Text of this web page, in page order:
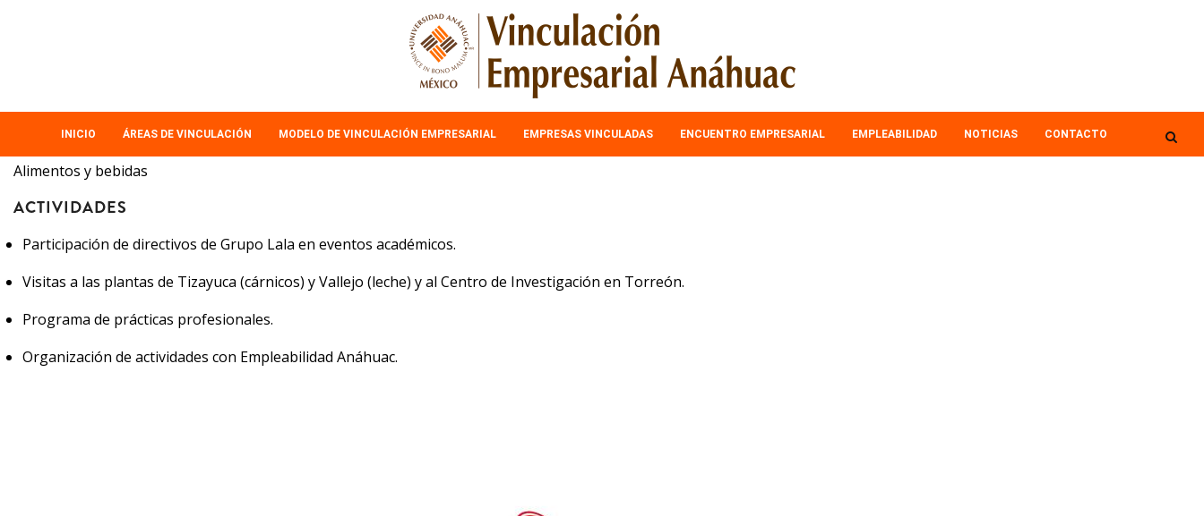
INICIO ÁREAS DE VINCULACIÓN MODELO DE VINCULACIÓN EMPRESARIAL EMPRESAS VINCULADAS ENCUENTRO EMPRESARIAL EMPLEABILIDAD NOTICIAS CONTACTO
Alimentos y bebidas
ACTIVIDADES
Participación de directivos de Grupo Lala en eventos académicos.
Visitas a las plantas de Tizayuca (cárnicos) y Vallejo (leche) y al Centro de Investigación en Torreón.
Programa de prácticas profesionales.
Organización de actividades con Empleabilidad Anáhuac.